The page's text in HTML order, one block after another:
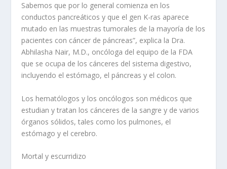
Sabemos que por lo general comienza en los
conductos pancreáticos y que el gen K-ras aparece
mutado en las muestras tumorales de la mayoría de los
pacientes con cáncer de páncreas”, explica la Dra.
Abhilasha Nair, M.D., oncóloga del equipo de la FDA
que se ocupa de los cánceres del sistema digestivo,
incluyendo el estómago, el páncreas y el colon.
Los hematólogos y los oncólogos son médicos que
estudian y tratan los cánceres de la sangre y de varios
órganos sólidos, tales como los pulmones, el
estómago y el cerebro.
Mortal y escurridizo